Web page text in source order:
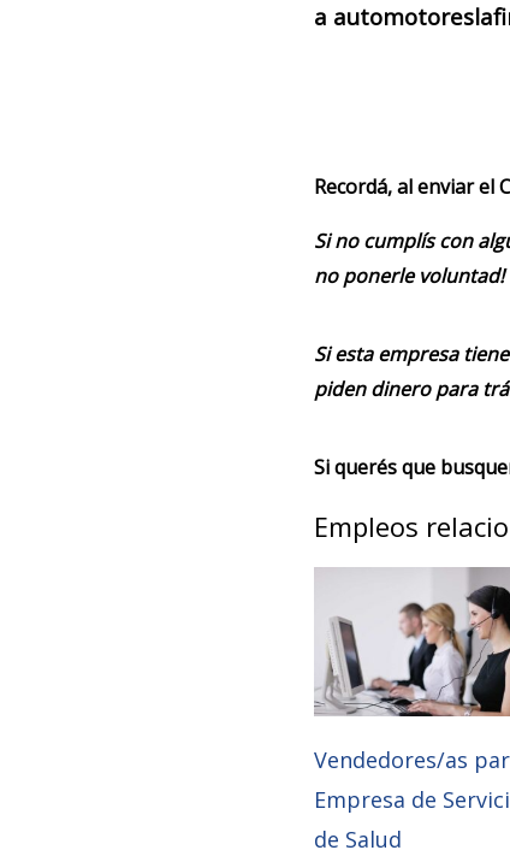
a
Recordá, al enviar el
Si no cumplís con
no ponerle voluntad!
Si esta empresa
piden dinero para
Si querés que
Empleos
Vendedores/as
Empresa de
de Salud